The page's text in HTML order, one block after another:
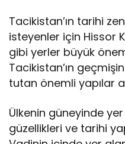
Tacikistan’ın tarihi
isteyenler için Hissor
gibi yerler büyük
Tacikistan’ın
tutan önemli yapılar
Ülkenin güneyinde
güzellikleri ve tarihi